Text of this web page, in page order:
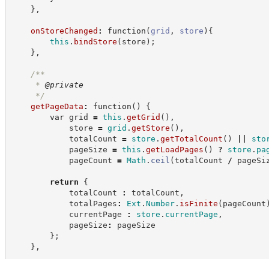
} ,
onStoreChanged : function (grid , store ) {
this . bindStore ( store ) ;
} ,
/**
* @private
*/
getPageData : function ( )
{
var grid = this . getGrid ( ) ,
store = grid . getStore ( ) ,
totalCount = store . getTotalCount ( )
pageSize = this . getLoadPages ( ) ? store .
pageCount = Math . ceil (totalCount /
return
{
totalCount
: totalCount ,
totalPages : Ext . Number. isFinite ( pageCount
currentPage
: store . currentPage ,
pageSize :
pageSize
} ;
} ,